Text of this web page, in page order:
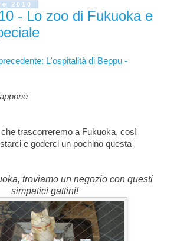
2010
- Lo zoo di Fukuoka e
L'ospitalità di Beppu -
che trascorreremo a Fukuoka, così
e goderci un pochino questa
troviamo un negozio con questi
simpatici gattini!